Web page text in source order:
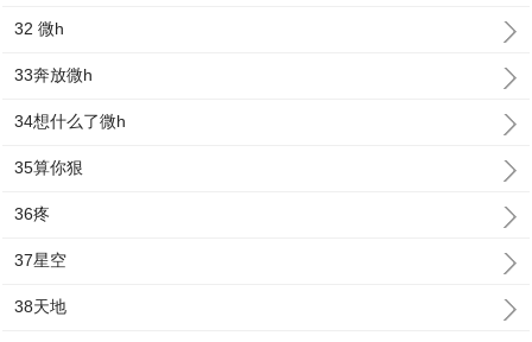
32 微h
33奔放微h
34想什么了微h
35算你狠
36疼
37星空
38天地